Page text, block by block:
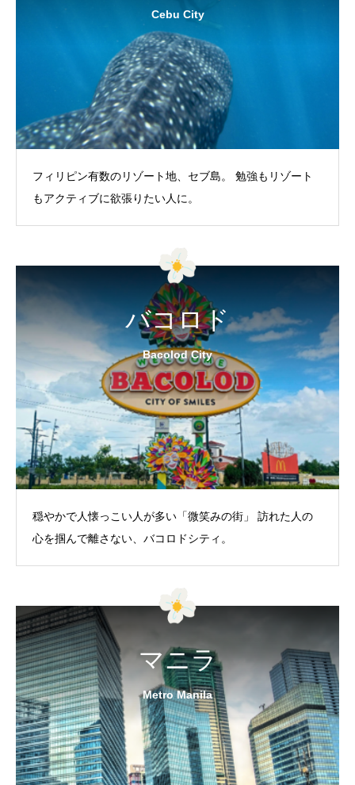
Cebu City
フィリピン有数のリゾート地、セブ島。 勉強もリゾート
もアクティブに欲張りたい人に。
バコロド
Bacolod City
穏やかで人懐っこい人が多い「微笑みの街」 訪れた人の
心を掴んで離さない、バコロドシティ。
マニラ
Metro Manila